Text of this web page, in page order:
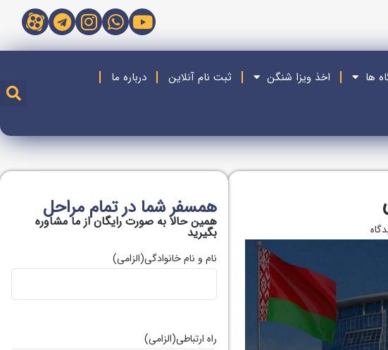
ها اخذ ویزا شنگن ثبت نام آنلاین
درباره ما
همسفر شما در تمام مراحل
همین حالا به صورت رایگان از ما مشاوره
بگیريد
نام و نام خانوادگی(الزامی)
راه ارتباطی(الزامی)